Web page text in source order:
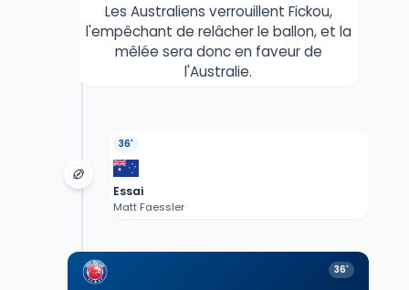
Les Australiens verrouillent Fickou,
l'empêchant de relâcher le ballon, et la
mêlée sera donc en faveur de
l'Australie.
36'
Essai
Matt Faessler
36'